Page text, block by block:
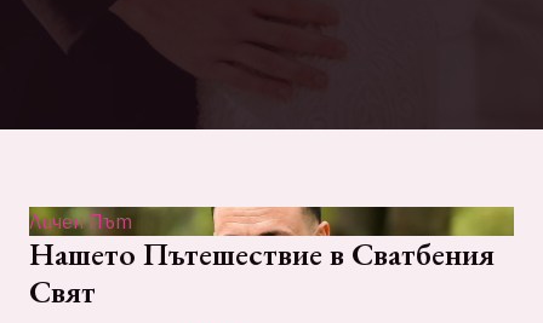
Личен Път
Нашето Пътешествие в Сватбения
Свят